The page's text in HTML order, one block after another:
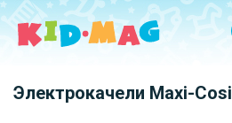
Электрокачели Maxi-Cosi